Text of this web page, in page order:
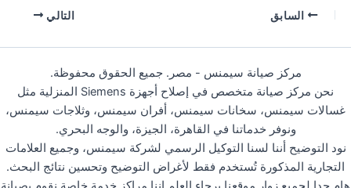
السابق التالي
مركز صيانة سيمنس - مصر. جميع الحقوق محفوظة.
نحن مركز صيانة متخصص في إصلاح أجهزة Siemens المنزلية مثل
غسالات سيمنس، سخانات سيمنس، أفران سيمنس، وثلاجات سيمنس،
ونوفر خدماتنا في القاهرة، الجيزة، والوجه البحري.
نود التوضيح أننا لسنا التوكيل الرسمي لشركة سيمنس، وجميع العلامات
التجارية المذكورة تُستخدم فقط لأغراض التوضيح وتحسين نتائج البحث.